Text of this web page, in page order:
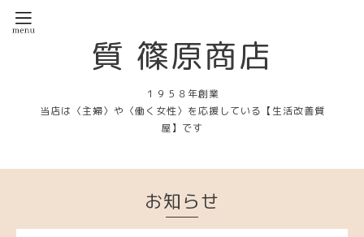
質 篠原商店
１９５８年創業
当店は〈主婦〉や〈働く女性〉を応援している【生活改善質
屋】です
お知らせ